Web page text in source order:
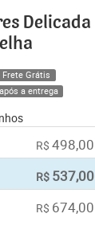
Delicada
Frete Grátis
a entrega
R$ 498,00
R$ 537,00
R$ 674,00